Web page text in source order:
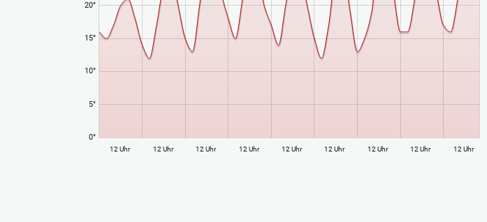
0°
5°
10°
15°
20°
12 Uhr 12 Uhr 12 Uhr 12 Uhr 12 Uhr 12 Uhr 12 Uhr 12 Uhr 12 Uhr